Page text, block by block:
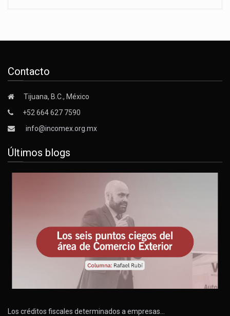
Contacto
Tijuana, B.C., México
+52 664 627 7590
info@incomex.org.mx
Últimos blogs
Los créditos fiscales determinados a empresas…